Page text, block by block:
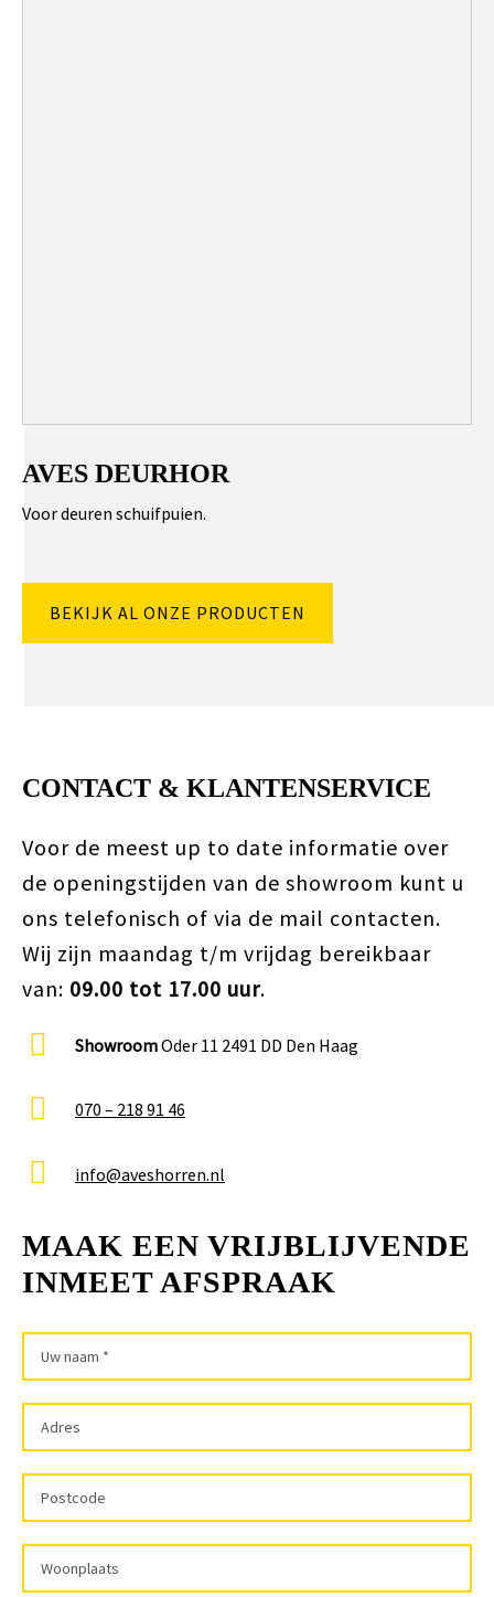
AVES DEURHOR
Voor deuren schuifpuien.
BEKIJK AL ONZE PRODUCTEN
CONTACT & KLANTENSERVICE
Voor de meest up to date informatie over
de openingstijden van de showroom kunt u
ons telefonisch of via de mail contacten.
Wij zijn maandag t/m vrijdag bereikbaar
van: 09.00 tot 17.00 uur.
ShowroomOder 11 2491 DD Den Haag
070 – 218 91 46
info@aveshorren.nl
MAAK EEN VRIJBLIJVENDE
INMEET AFSPRAAK